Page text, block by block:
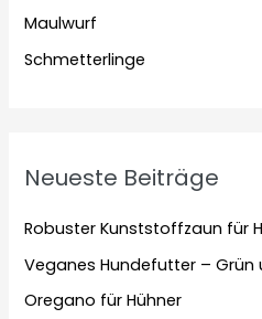
Maulwurf
Schmetterlinge
Neueste Beiträge
Robuster Kunststoffzaun für
Veganes Hundefutter – Grün
Oregano für Hühner